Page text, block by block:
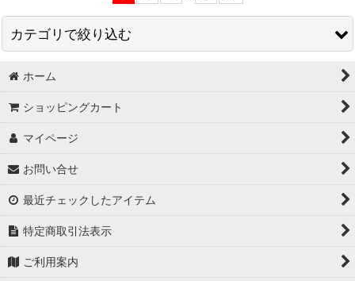
カテゴリで絞り込む
Art / Illustlation / Design
Photograph
Comic / Graphic Novel
ホーム
ショッピングカート
マイページ
お問い合せ
最近チェックしたアイテム
特定商取引法表示
ご利用案内